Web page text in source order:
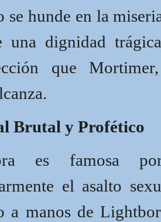
se hunde en la
una dignidad
que
Brutal y Profético
es famosa
el asalto
a manos de